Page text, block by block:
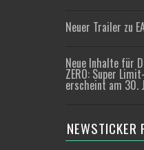
Neuer Trailer zu
Neue Inhalte für
ZERO: Super
erscheint am 30.
NEWSTICKER